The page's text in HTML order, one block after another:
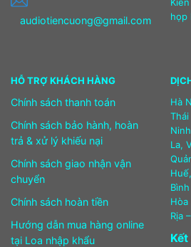
audiotiencuong@gmail.com
họp
HỖ TRỢ KHÁCH HÀNG
Chính sách thanh toán
Chính sách bảo hành, hoàn
trả & xử lý khiếu nại
Chính sách giao nhận vận
chuyển
Chính sách hoàn tiền
Hướng dẫn mua hàng online
tại Loa nhập khẩu
Hà
La,
Hòa
Rịa